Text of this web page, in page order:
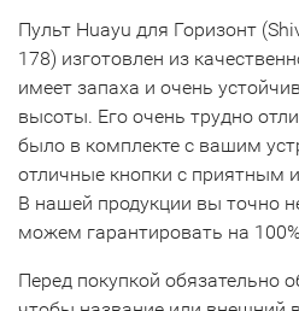
Пульт Huayu для Горизонт
178) изготовлен из
имеет запаха и очень
высоты. Его очень трудно
было в комплекте с вашим
отличные кнопки с приятным
В нашей продукции вы точно
можем гарантировать на
Перед покупкой обязательно